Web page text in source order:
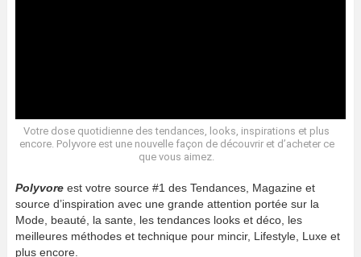
Votre dose quotidienne des tendances, looks, inspirations et plus
encore. Polyvore est une nouvelle façon de découvrir et d’acheter ce
que vous aimez.
Polyvore est votre source #1 des Tendances, Magazine et
source d’inspiration avec une grande attention portée sur la
Mode, beauté, la sante, les tendances looks et déco, les
meilleures méthodes et technique pour mincir, Lifestyle, Luxe et
plus encore.